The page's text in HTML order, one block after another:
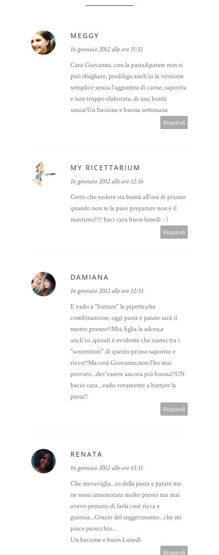
MEGGY
16 gennaio 2012 alle ore 11:51
Cara Giovanna, con la pasta&patate non si
può sbagliare, prediligo anch'io la versione
semplice senza l'aggiumta di carne, saporita
e non troppo elaborata, di una bontà
unica!Un bacione e buona settimana
Rispondi
MY RICETTARIUM
16 gennaio 2012 alle ore 12:16
Certo che vedere sta bontà all'ora di pranzo
quando non te la puoi preparare non è il
massimo!!!! baci cara buon lunedì :-)
Rispondi
DAMIANA
16 gennaio 2012 alle ore 12:51
E vado a "buttare" le pipette,che
combinazione, oggi pasta e patate sarà il
nostro pranzo!!Mia figlia la adora,e
anch'io..quindi è evidente che siamo tra i
"sostenitori" di questo primo saporito e
ricco!!Ma così Giovanna,non l'ho mai
provato...dev'essere ancora più buona!!UN
bacio cara...vado veramente a buttare la
pasta!!
Rispondi
RENATA
16 gennaio 2012 alle ore 13:11
Che meraviglia...io della pasta e patate me
ne sono innamorata molto presto ma mai
avevo pensato di farla così ricca e
gustosa...Grazie del suggerimento...che mi
piace parecchio...
Un bacione e buon Lunedì
Rispondi